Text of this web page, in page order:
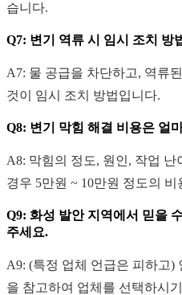
습니다.
Q7: 변기 역류 시 임시 조치 방
A7: 물 공급을 차단하고, 역류
것이 임시 조치 방법입니다.
Q8: 변기 막힘 해결 비용은 얼
A8: 막힘의 정도, 원인, 작업
경우 5만원 ~ 10만원 정도의
Q9: 화성 발안 지역에서 믿을
주세요.
A9: (특정 업체 언급은 피하고)
을 참고하여 업체를 선택하시